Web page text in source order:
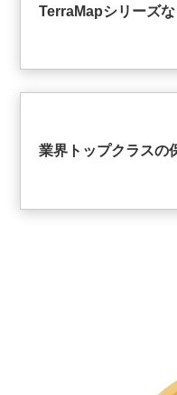
TerraMapシリーズ
業界トップクラスの